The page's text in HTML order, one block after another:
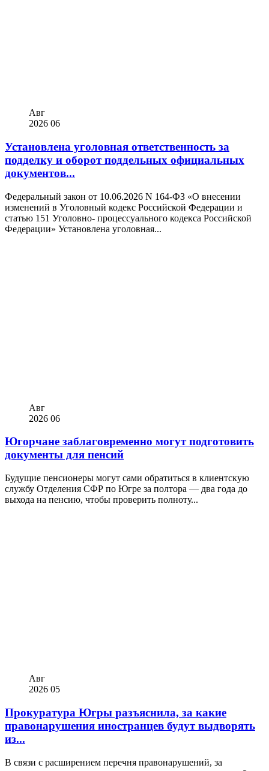
Авг
2026 06
Установлена уголовная ответственность за
подделку и оборот поддельных официальных
документов...
Федеральный закон от 10.06.2026 N 164-ФЗ «О внесении
изменений в Уголовный кодекс Российской Федерации и
статью 151 Уголовно- процессуального кодекса Российской
Федерации» Установлена уголовная...
Авг
2026 06
Югорчане заблаговременно могут подготовить
документы для пенсий
Будущие пенсионеры могут сами обратиться в клиентскую
службу Отделения СФР по Югре за полтора — два года до
выхода на пенсию, чтобы проверить полноту...
Авг
2026 05
Прокуратура Югры разъяснила, за какие
правонарушения иностранцев будут выдворять
из...
В связи с расширением перечня правонарушений, за